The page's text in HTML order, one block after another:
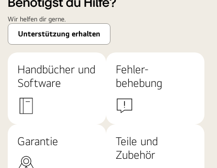
Benötigst du Hilfe?
Wir helfen dir gerne.
Unterstützung erhalten
Handbücher und
Software
Fehler-
behebung
Garantie
Teile und
Zubehör